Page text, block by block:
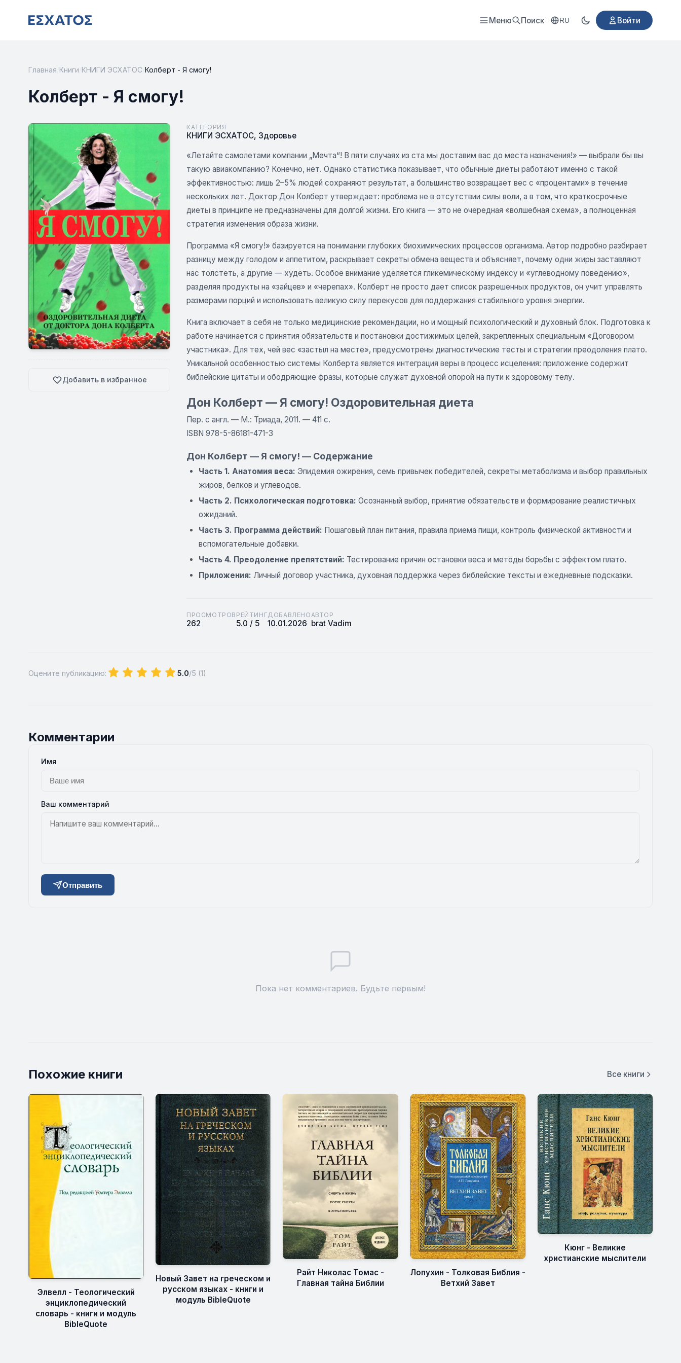
Меню Поиск RU Войти
Главная Книги КНИГИ ЭСХАТОС Колберт - Я смогу!
Колберт - Я смогу!
Добавить в избранное
КАТЕГОРИЯ
КНИГИ ЭСХАТОС, Здоровье
«Летайте самолетами компании „Мечта“! В пяти случаях из ста мы доставим вас до места назначения!» — выбрали бы вы
такую авиакомпанию? Конечно, нет. Однако статистика показывает, что обычные диеты работают именно с такой
эффективностью: лишь 2–5% людей сохраняют результат, а большинство возвращает вес с «процентами» в течение
нескольких лет. Доктор Дон Колберт утверждает: проблема не в отсутствии силы воли, а в том, что краткосрочные
диеты в принципе не предназначены для долгой жизни. Его книга — это не очередная «волшебная схема», а полноценная
стратегия изменения образа жизни.
Программа «Я смогу!» базируется на понимании глубоких биохимических процессов организма. Автор подробно разбирает
разницу между голодом и аппетитом, раскрывает секреты обмена веществ и объясняет, почему одни жиры заставляют
нас толстеть, а другие — худеть. Особое внимание уделяется гликемическому индексу и «углеводному поведению»,
разделяя продукты на «зайцев» и «черепах». Колберт не просто дает список разрешенных продуктов, он учит управлять
размерами порций и использовать великую силу перекусов для поддержания стабильного уровня энергии.
Книга включает в себя не только медицинские рекомендации, но и мощный психологический и духовный блок. Подготовка к
работе начинается с принятия обязательств и постановки достижимых целей, закрепленных специальным «Договором
участника». Для тех, чей вес «застыл на месте», предусмотрены диагностические тесты и стратегии преодоления плато.
Уникальной особенностью системы Колберта является интеграция веры в процесс исцеления: приложение содержит
библейские цитаты и ободряющие фразы, которые служат духовной опорой на пути к здоровому телу.
Дон Колберт — Я смогу! Оздоровительная диета
Пер. с англ. — М.: Триада, 2011. — 411 с.
ISBN 978-5-86181-471-3
Дон Колберт — Я смогу! — Содержание
Часть 1. Анатомия веса: Эпидемия ожирения, семь привычек победителей, секреты метаболизма и выбор правильных
жиров, белков и углеводов.
Часть 2. Психологическая подготовка: Осознанный выбор, принятие обязательств и формирование реалистичных
ожиданий.
Часть 3. Программа действий: Пошаговый план питания, правила приема пищи, контроль физической активности и
вспомогательные добавки.
Часть 4. Преодоление препятствий: Тестирование причин остановки веса и методы борьбы с эффектом плато.
Приложения: Личный договор участника, духовная поддержка через библейские тексты и ежедневные подсказки.
ПРОСМОТРОВ
262
РЕЙТИНГ
5.0 / 5
ДОБАВЛЕНО
10.01.2026
АВТОР
brat Vadim
Оцените публикацию: 5.0/5 (1)
Комментарии
Имя
Ваш комментарий
Отправить
Пока нет комментариев. Будьте первым!
Похожие книги Все книги
Элвелл - Теологический
энциклопедический
словарь - книги и модуль
BibleQuote
Новый Завет на греческом и
русском языках - книги и
модуль BibleQuote
Райт Николас Томас -
Главная тайна Библии
Лопухин - Толковая Библия -
Ветхий Завет
Кюнг - Великие
христианские мыслители